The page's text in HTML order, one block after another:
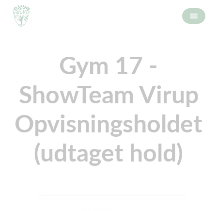
Gym 17 -
ShowTeam Virup
Opvisningsholdet
(udtaget hold)